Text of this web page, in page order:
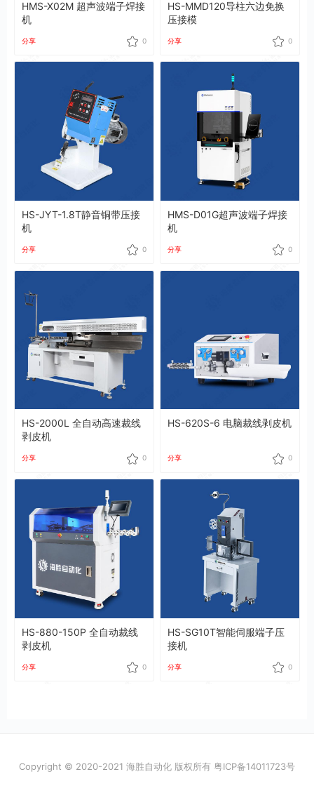
HMS-X02M 超声波端子焊接
机
分享 0
HS-MMD120导柱六边免换
压接模
分享 0
HS-JYT-1.8T静音铜带压接
机
分享 0
HMS-D01G超声波端子焊接
机
分享 0
HS-2000L 全自动高速裁线
剥皮机
分享 0
HS-620S-6 电脑裁线剥皮机
分享 0
HS-880-150P 全自动裁线
剥皮机
分享 0
HS-SG10T智能伺服端子压
接机
分享 0
Copyright © 2020-2021 海胜自动化 版权所有 粤ICP备14011723号